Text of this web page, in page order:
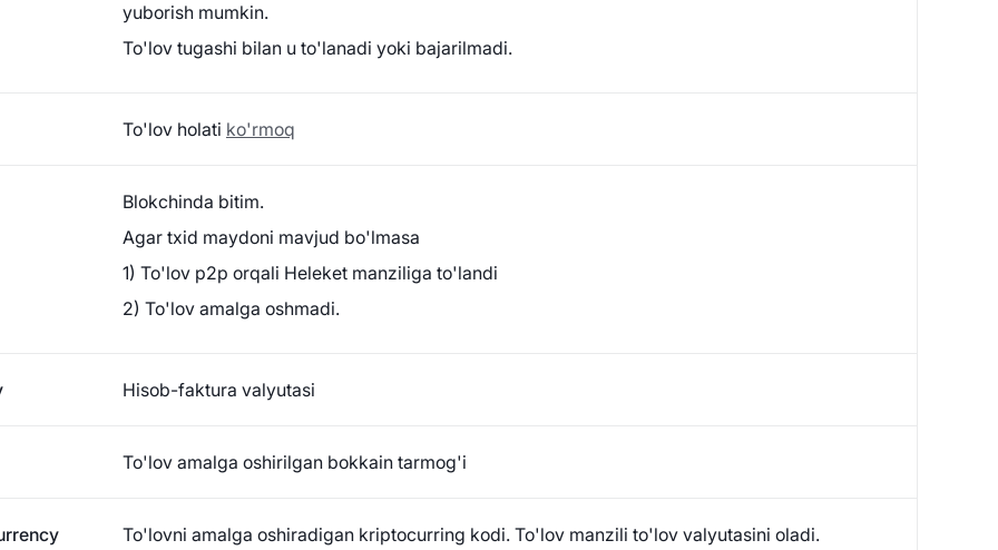
yuborish mumkin.
To'lov tugashi bilan u to'lanadi yoki bajarilmadi.
To'lov holati ko'rmoq
Blokchinda bitim.
Agar txid maydoni mavjud bo'lmasa
1) To'lov p2p orqali Heleket manziliga to'landi
2) To'lov amalga oshmadi.
Hisob-faktura valyutasi
To'lov amalga oshirilgan bokkain tarmog'i
To'lovni amalga oshiradigan kriptocurring kodi. To'lov manzili to'lov valyutasini oladi.